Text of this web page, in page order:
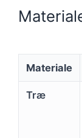
Materiale
Træ